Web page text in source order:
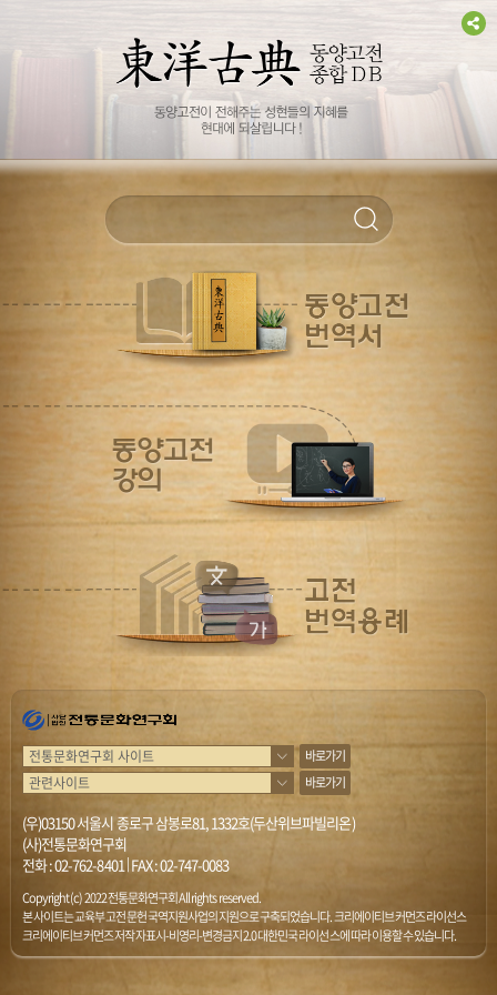
바로가기
바로가기
(우)03150 서울시 종로구 삼봉로81, 1332호(두산위브파빌리온)
(사)전통문화연구회
전화 :02-762-8401|FAX : 02-747-0083
Copyright (c) 2022 전통문화연구회 All rights reserved.
본 사이트는 교육부 고전문헌 국역지원사업의 지원으로 구축되었습니다. 크리에이티브 커먼즈 라이선스
크리에이티브 커먼즈 저작자표시-비영리-변경금지 2.0 대한민국 라이선스에 따라 이용할 수 있습니다.